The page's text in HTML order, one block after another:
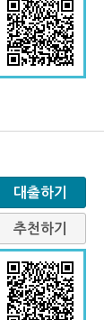
대출하기
추천하기